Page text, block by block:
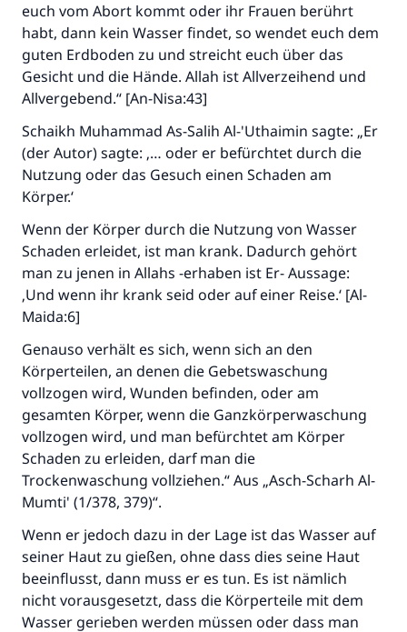
euch vom Abort kommt oder ihr Frauen berührt
habt, dann kein Wasser findet, so wendet euch dem
guten Erdboden zu und streicht euch über das
Gesicht und die Hände. Allah ist Allverzeihend und
Allvergebend.“ [An-Nisa:43]
Schaikh Muhammad As-Salih Al-'Uthaimin sagte: „Er
(der Autor) sagte: ‚… oder er befürchtet durch die
Nutzung oder das Gesuch einen Schaden am
Körper.‘
Wenn der Körper durch die Nutzung von Wasser
Schaden erleidet, ist man krank. Dadurch gehört
man zu jenen in Allahs -erhaben ist Er- Aussage:
‚Und wenn ihr krank seid oder auf einer Reise.‘ [Al-
Maida:6]
Genauso verhält es sich, wenn sich an den
Körperteilen, an denen die Gebetswaschung
vollzogen wird, Wunden befinden, oder am
gesamten Körper, wenn die Ganzkörperwaschung
vollzogen wird, und man befürchtet am Körper
Schaden zu erleiden, darf man die
Trockenwaschung vollziehen.“ Aus „Asch-Scharh Al-
Mumti' (1/378, 379)“.
Wenn er jedoch dazu in der Lage ist das Wasser auf
seiner Haut zu gießen, ohne dass dies seine Haut
beeinflusst, dann muss er es tun. Es ist nämlich
nicht vorausgesetzt, dass die Körperteile mit dem
Wasser gerieben werden müssen oder dass man
Die Antwort Nr. 110845 rettete eine
Ehe.
Unterstütze die Arbeit von Islam Q&A
Der Prophet -Allahs Segen und Frieden auf
ihm- sagte:
"Wer zum Guten aufruft, hat den Lohn
desjenigen, der sie durchführt."
(MUSLIM 1893)
Beitrag dazu